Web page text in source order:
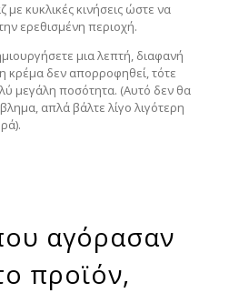
κυκλικές κινήσεις ώστε να
ερεθισμένη περιοχή.
μια λεπτή, διαφανή
κρέμα δεν απορροφηθεί, τότε
μεγάλη ποσότητα. (Αυτό δεν θα
απλά βάλτε λίγο λιγότερη
αγόρασαν
προϊόν,